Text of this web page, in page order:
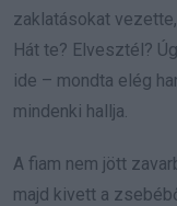
zaklatásokat
Hát te? Elvesztél?
ide – mondta elég
mindenki hallja.
A fiam nem jött
majd kivett a